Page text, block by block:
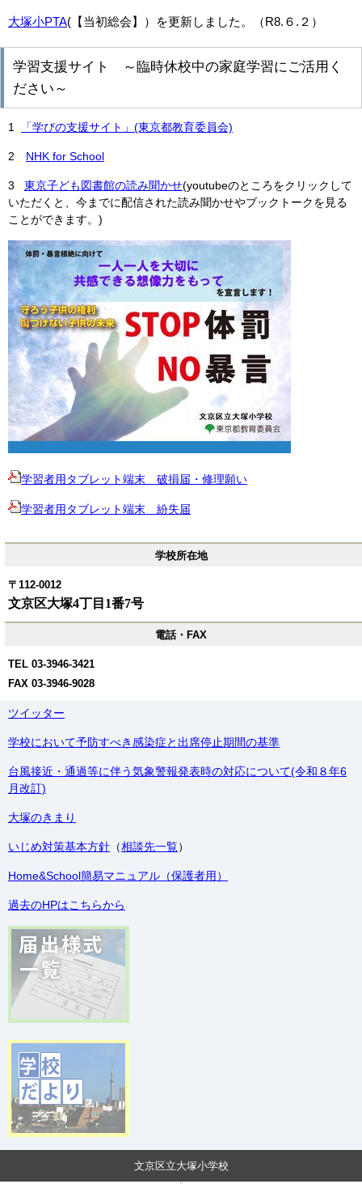
ツイッター
学校において予防すべき感染症と出席停止期間の基準
台風接近・通過等に伴う気象警報発表時の対応について(令和８年6
月改訂)
大塚のきまり
いじめ対策基本方針 （相談先一覧）
Home&School簡易マニュアル（保護者用）
過去のHPはこちらから
大塚小PTA(【当初総会】） を更新しました。（R8.６.２）
学習支援サイト ～臨時休校中の家庭学習にご活用く
ださい～
1 「学びの支援サイト」(東京都教育委員会)
2 NHK for School
3 東京子ども図書館の読み聞かせ(youtubeのところをクリックして
いただくと、今までに配信された読み聞かせやブックトークを見る
ことができます。)
学習者用タブレット端末 破損届・修理願い
学習者用タブレット端末 紛失届
学校所在地
〒112-0012
文京区大塚4丁目1番7号
電話・FAX
TEL 03-3946-3421
FAX 03-3946-9028
文京区立大塚小学校